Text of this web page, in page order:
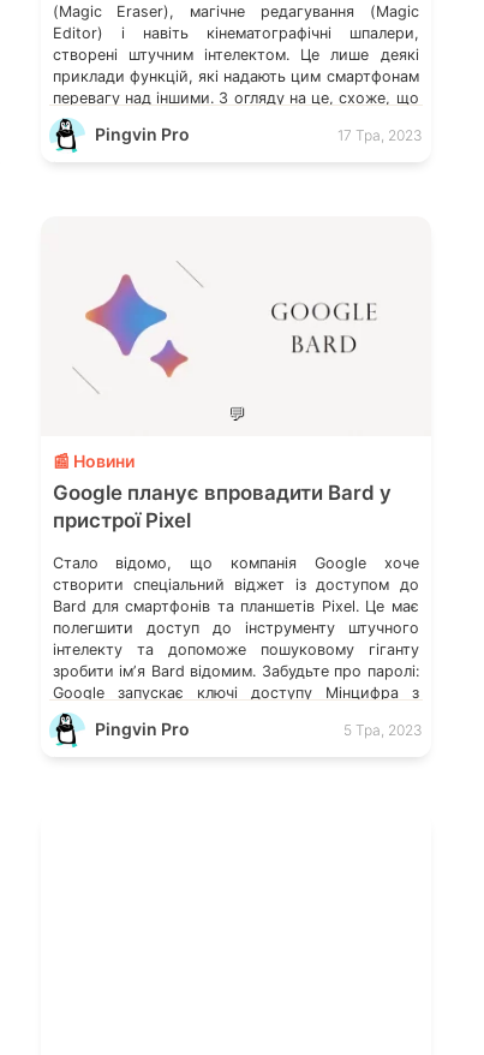
(Magic Eraser), магічне редагування (Magic
Editor) і навіть кінематографічні шпалери,
створені штучним інтелектом. Це лише деякі
приклади функцій, які надають цим смартфонам
перевагу над іншими. З огляду на це, схоже, що
Google планує перетворити смартфони Pixel або
навіть усі Android-смартфони на
Pingvin Pro 17 Тра, 2023
💬
📰 Новини
Google планує впровадити Bard у
пристрої Pixel
Стало відомо, що компанія Google хоче
створити спеціальний віджет із доступом до
Bard для смартфонів та планшетів Pixel. Це має
полегшити доступ до інструменту штучного
інтелекту та допоможе пошуковому гіганту
зробити імʼя Bard відомим. Забудьте про паролі:
Google запускає ключі доступу Мінцифра з
Google запускають безоплатний курс про
штучний інтелект «Основи АІ» В Google Photos
Pingvin Pro 5 Тра, 2023